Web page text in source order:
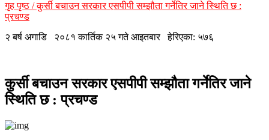
गृह पृष्ठ / कुर्सी बचाउन सरकार एसपीपी सम्झौता गर्नेतिर जाने स्थिति छ :
प्रचण्ड
२ बर्ष अगाडि २०८१ कार्तिक २५ गते आइतबारहेरिएका: ५७६
कुर्सी बचाउन सरकार एसपीपी सम्झौता गर्नेतिर जाने
स्थिति छ : प्रचण्ड